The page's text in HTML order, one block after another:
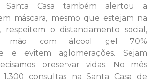
Casa também alertou a
máscara, mesmo que estejam na
o distanciamento social,
mão com álcool gel 70%
e evitem aglomerações. Sejam
preservar vidas. No mês
consultas na Santa Casa de